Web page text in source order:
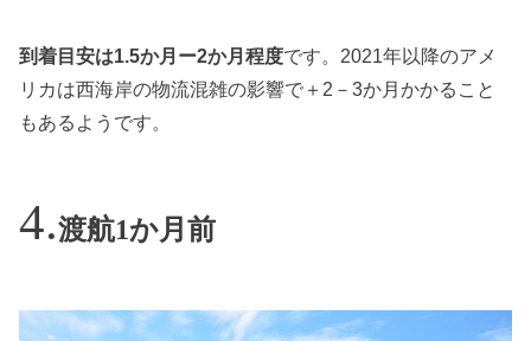
到着目安は1.5か月ー2か月程度です。2021年以降のアメ
リカは西海岸の物流混雑の影響で＋2－3か月かかること
もあるようです。
渡航1か月前